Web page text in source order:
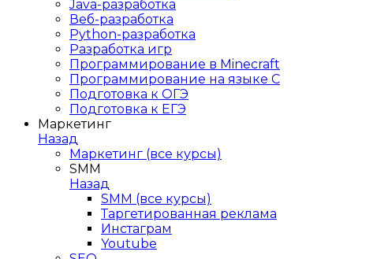
Java-разработка
Веб-разработка
Python-разработка
Разработка игр
Программирование в Minecraft
Программирование на языке C
Подготовка к ОГЭ
Подготовка к ЕГЭ
Маркетинг
Назад
Маркетинг (все курсы)
SMM
Назад
SMM (все курсы)
Таргетированная реклама
Инстаграм
Youtube